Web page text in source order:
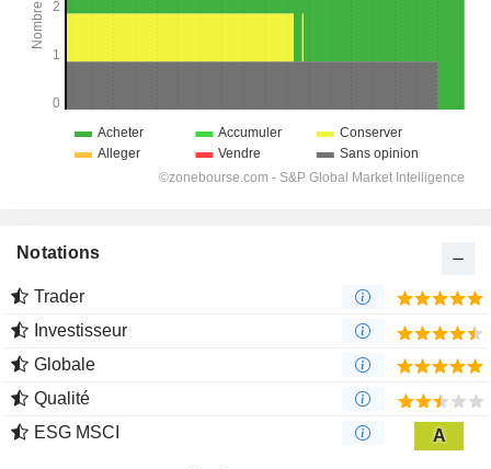
Notations
Trader
Investisseur
Globale
Qualité
ESG MSCI
A